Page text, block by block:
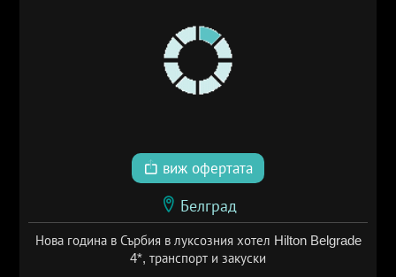
виж офертата
Белград
Нова година в Сърбия в луксозния хотел Hilton Belgrade
4*, транспорт и закуски